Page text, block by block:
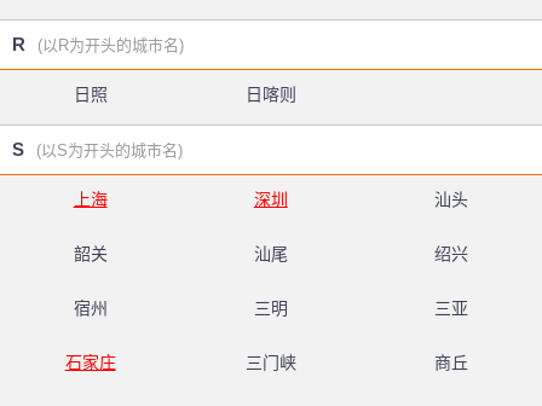
R (以R为开头的城市名)
日照 日喀则
S (以S为开头的城市名)
上海 深圳 汕头
韶关 汕尾 绍兴
宿州 三明 三亚
石家庄 三门峡 商丘